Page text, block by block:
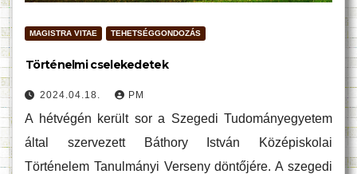
MAGISTRA VITAE TEHETSÉGGONDOZÁS
Történelmi cselekedetek
2024.04.18. PM
A hétvégén került sor a Szegedi Tudományegyetem
által szervezett Báthory István Középiskolai
Történelem Tanulmányi Verseny döntőjére. A szegedi